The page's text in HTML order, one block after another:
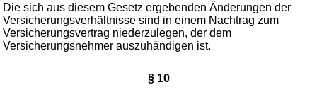
Die sich aus diesem Gesetz ergebenden Änderungen der
Versicherungsverhältnisse sind in einem Nachtrag zum
Versicherungsvertrag niederzulegen, der dem
Versicherungsnehmer auszuhändigen ist.
§ 10